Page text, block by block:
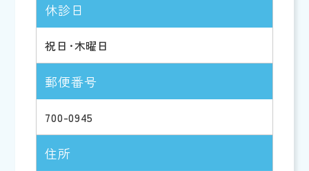
休診日
祝日･木曜日
郵便番号
700-0945
住所